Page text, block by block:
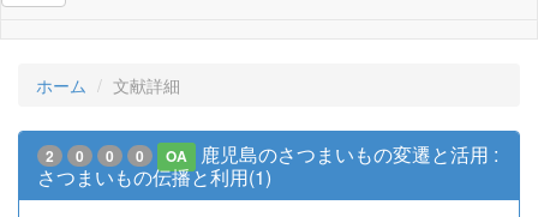
ホーム 文献詳細
2 0 0 0 OA
鹿児島のさつまいもの変遷と活用 :
さつまいもの伝播と利用(1)